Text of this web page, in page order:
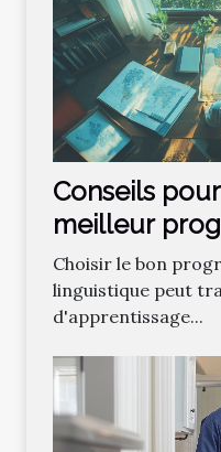
Conseils
meilleur
linguistique
Choisir le bon
linguistique peut
d'apprentissage...